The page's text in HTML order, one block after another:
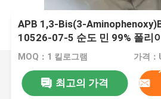
APB 1,3-Bis(3-
10526-07-5 순도 민 99% 폴리
MOQ：1 킬로그램 가격
최고의 가격